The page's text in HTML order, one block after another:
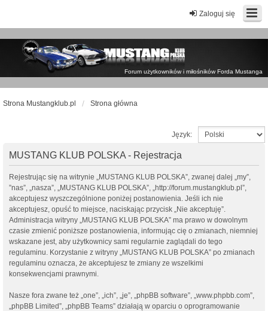
Zaloguj się
Forum użytkowników i miłośników Forda Mustanga
Strona Mustangklub.pl Strona główna
Język:
MUSTANG KLUB POLSKA - Rejestracja
Rejestrując się na witrynie „MUSTANG KLUB POLSKA”, zwanej dalej „my”,
”nas”, „nasza”, „MUSTANG KLUB POLSKA”, „http://forum.mustangklub.pl”,
akceptujesz wyszczególnione poniżej postanowienia. Jeśli ich nie
akceptujesz, opuść to miejsce, naciskając przycisk „Nie akceptuję”.
Administracja witryny „MUSTANG KLUB POLSKA” ma prawo w dowolnym
czasie zmienić poniższe postanowienia, informując cię o zmianach, niemniej
wskazane jest, aby użytkownicy sami regularnie zaglądali do tego
regulaminu. Korzystanie z witryny „MUSTANG KLUB POLSKA” po zmianach
regulaminu oznacza, że akceptujesz te zmiany ze wszelkimi
konsekwencjami prawnymi.
Nasze fora zwane też „one”, „ich”, „je”, „phpBB software”, „www.phpbb.com”,
„phpBB Limited”, „phpBB Teams” działają w oparciu o oprogramowanie